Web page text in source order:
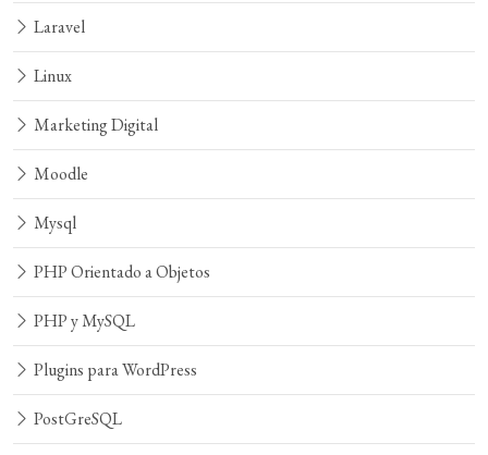
Laravel
Linux
Marketing Digital
Moodle
Mysql
PHP Orientado a Objetos
PHP y MySQL
Plugins para WordPress
PostGreSQL